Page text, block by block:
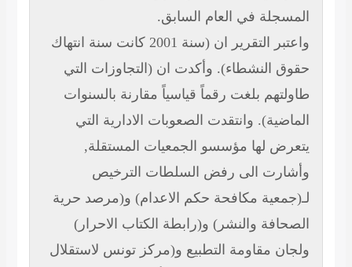
المسجلة في العام السابق.
واعتبر التقرير ان (سنة 2001 كانت سنة انتهاك
حقوق النشطاء). وأكدت ان (التجاوزات التي
طاولتهم بلغت رقماً قياسياً مقارنة بالسنوات
الماضية). وانتقدت الصعوبات الادارية التي
يتعرض لها مؤسسو الجمعيات المستقلة,
وأشارت الى رفض السلطات الترخيص
لـ(جمعية مكافحة حكم الاعدام) و(مرصد حرية
الصحافة والنشر) و(رابطة الكتاب الاحرار)
ولجان مقاومة التطبيع و(مركز تونس لاستقلال